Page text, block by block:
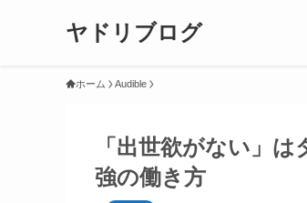
ヤドリブログ
ホーム Audible
「出世欲がない」
強の働き方